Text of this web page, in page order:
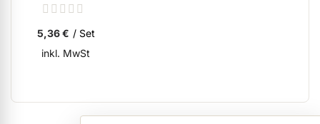
Rating:
5,36 € / Set
inkl. MwSt